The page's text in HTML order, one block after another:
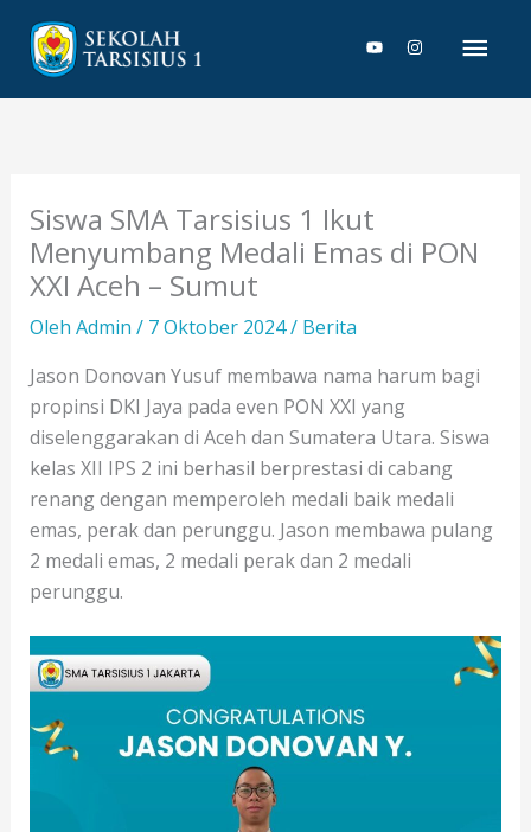
konten
Siswa SMA Tarsisius 1 Ikut
Menyumbang Medali Emas di PON
XXI Aceh – Sumut
Oleh Admin / 7 Oktober 2024/ Berita
Jason Donovan Yusuf membawa nama harum bagi
propinsi DKI Jaya pada even PON XXI yang
diselenggarakan di Aceh dan Sumatera Utara. Siswa
kelas XII IPS 2 ini berhasil berprestasi di cabang
renang dengan memperoleh medali baik medali
emas, perak dan perunggu. Jason membawa pulang
2 medali emas, 2 medali perak dan 2 medali
perunggu.